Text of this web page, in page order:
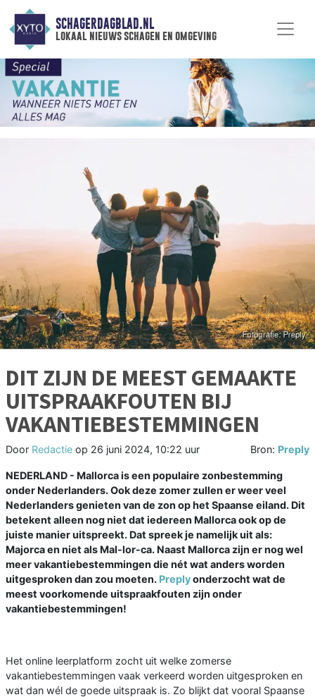
SCHAGERDAGBLAD.NL
lokaal nieuws schagen en omgeving
DIT ZIJN DE MEEST GEMAAKTE
UITSPRAAKFOUTEN BIJ
VAKANTIEBESTEMMINGEN
Door Redactie op 26 juni 2024, 10:22 uur Bron: Preply
NEDERLAND - Mallorca is een populaire zonbestemming
onder Nederlanders. Ook deze zomer zullen er weer veel
Nederlanders genieten van de zon op het Spaanse eiland. Dit
betekent alleen nog niet dat iedereen Mallorca ook op de
juiste manier uitspreekt. Dat spreek je namelijk uit als:
Majorca en niet als Mal-lor-ca. Naast Mallorca zijn er nog wel
meer vakantiebestemmingen die nét wat anders worden
uitgesproken dan zou moeten. Preplyonderzocht wat de
meest voorkomende uitspraakfouten zijn onder
vakantiebestemmingen!
Het online leerplatform zocht uit welke zomerse
vakantiebestemmingen vaak verkeerd worden uitgesproken en
wat dan wél de goede uitspraak is. Zo blijkt dat vooral Spaanse